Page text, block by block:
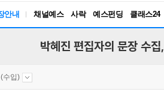
안내 채널예스 사락 예스펀딩 클래스24
박혜진 편집자의 문장 수집,
수입)